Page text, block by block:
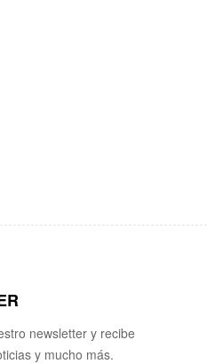
newsletter y recibe
y mucho más.